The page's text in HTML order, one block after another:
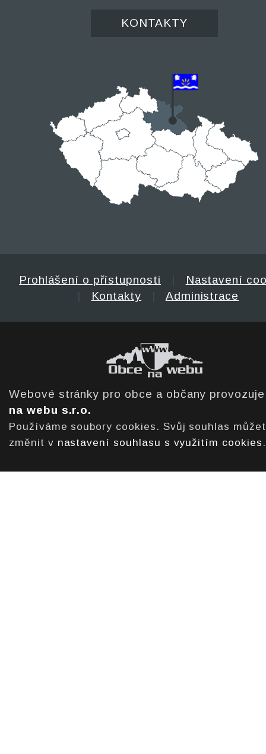
KONTAKTY
Prohlášení o přístupnosti
Nastavení
Kontakty Administrace
Webové stránky pro obce a občany
na webu s.r.o.
Používáme soubory cookies. Svůj souhlas
změnit v nastavení souhlasu s využitím cookies .